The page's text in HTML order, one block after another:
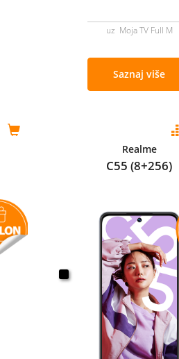
uz Moja TV Full M
Saznaj više
Realme
C55 (8+256)